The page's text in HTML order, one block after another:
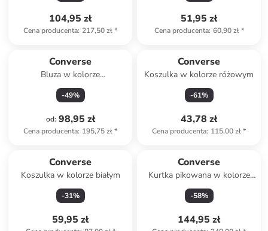
104,95 zł
Cena producenta: 217,50 zł*
51,95 zł
Cena producenta: 60,90 zł*
Converse
Bluza w kolorze
antracytowym
-49%
od: 98,95 zł
Cena producenta: 195,75 zł*
Converse
Koszulka w kolorze różowym
-61%
43,78 zł
Cena producenta: 115,00 zł*
Converse
Koszulka w kolorze białym
-31%
59,95 zł
Converse
Kurtka pikowana w kolorze
zielonym
-58%
144,95 zł